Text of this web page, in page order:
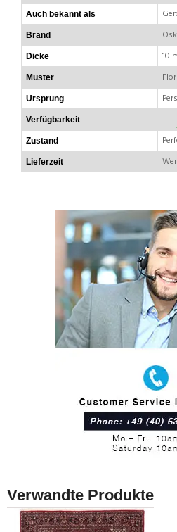
Auch bekannt als
Brand
Dicke 10
Muster
Ursprung
Verfügbarkeit
Zustand
Lieferzeit
Verwandte Produkte